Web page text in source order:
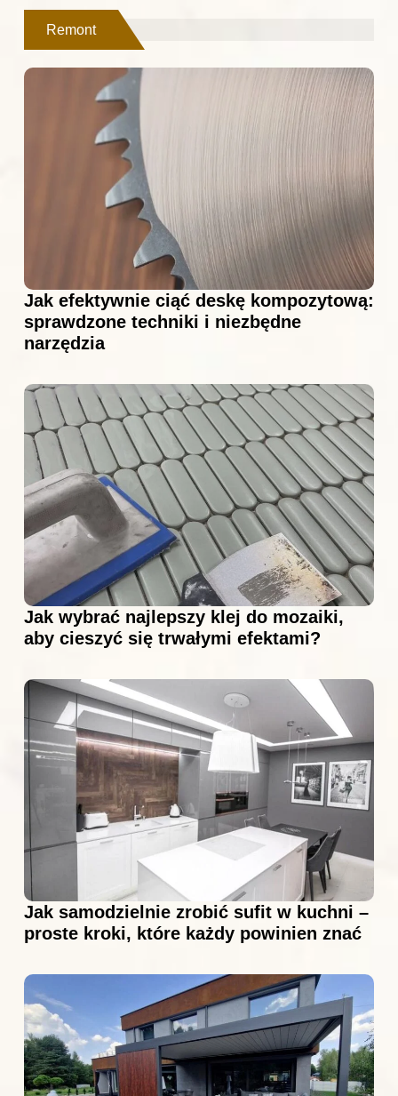
Remont
Jak efektywnie ciąć deskę kompozytową:
sprawdzone techniki i niezbędne
narzędzia
Jak wybrać najlepszy klej do mozaiki,
aby cieszyć się trwałymi efektami?
Jak samodzielnie zrobić sufit w kuchni –
proste kroki, które każdy powinien znać